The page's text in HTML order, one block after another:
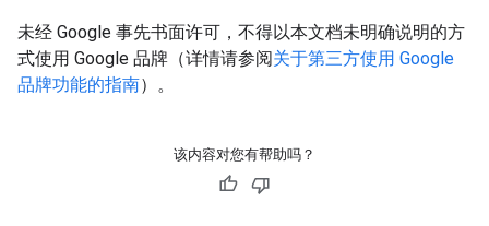
未经 Google 事先书面许可，不得以本文档未明确说明的方
式使用 Google 品牌（详情请参阅关于第三方使用 Google
品牌功能的指南）。
该内容对您有帮助吗？